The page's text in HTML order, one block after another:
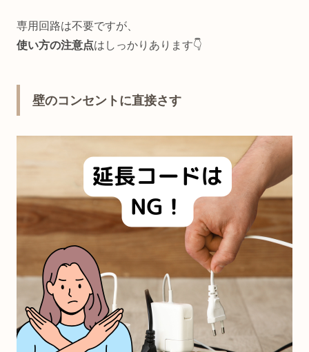
専用回路は不要ですが、
使い方の注意点はしっかりあります👇
壁のコンセントに直接さす